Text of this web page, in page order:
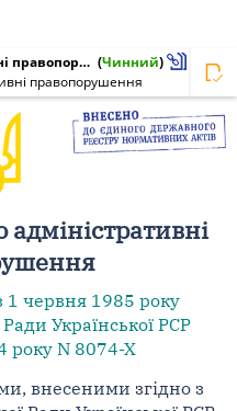
Кодекс про адміністративні правопорушення, Кодекс України від 07.12.1984 № 8073-X (Чинний)
правопорушення